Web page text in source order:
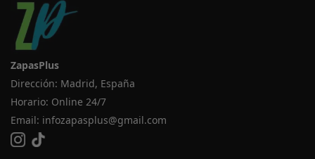
ZapasPlus
Dirección: Madrid, España
Horario: Online 24/7
Email: infozapasplus@gmail.com